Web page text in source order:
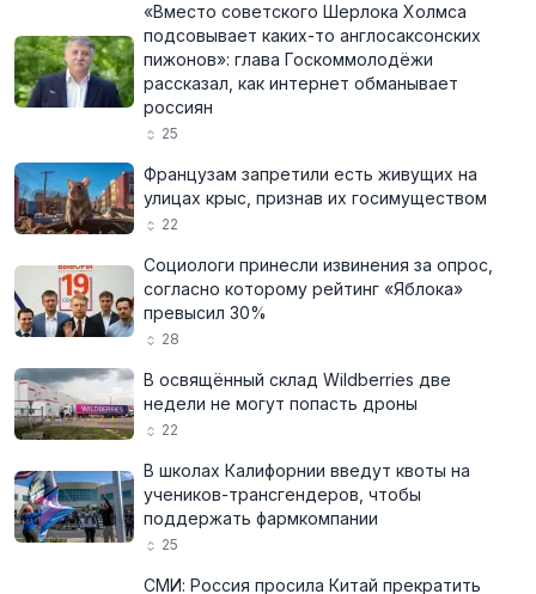
«Вместо советского Шерлока Холмса
подсовывает каких-то англосаксонских
пижонов»: глава Госкоммолодёжи
рассказал, как интернет обманывает
россиян
25
Французам запретили есть живущих на
улицах крыс, признав их госимуществом
22
Социологи принесли извинения за опрос,
согласно которому рейтинг «Яблока»
превысил 30%
28
В освящённый склад Wildberries две
недели не могут попасть дроны
22
В школах Калифорнии введут квоты на
учеников-трансгендеров, чтобы
поддержать фармкомпании
25
СМИ: Россия просила Китай прекратить